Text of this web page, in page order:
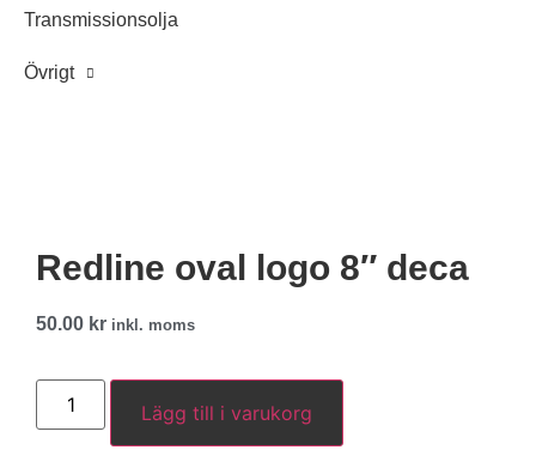
Transmissionsolja
Övrigt
Redline oval logo 8″ deca
50.00 kr inkl. moms
Lägg till i varukorg